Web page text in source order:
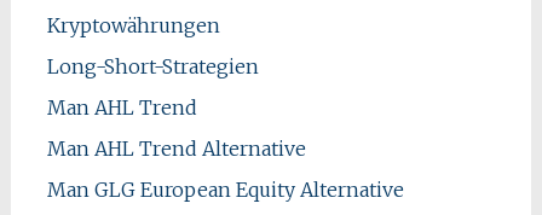
Kryptowährungen
Long-Short-Strategien
Man AHL Trend
Man AHL Trend Alternative
Man GLG European Equity Alternative